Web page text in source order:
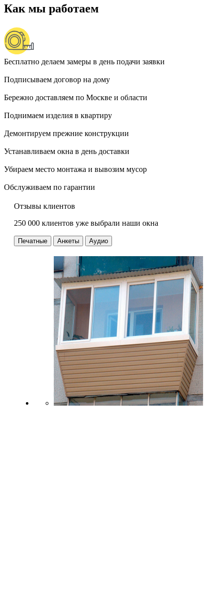
Как мы работаем
Бесплатно делаем замеры в день подачи заявки
Подписываем договор на дому
Бережно доставляем по Москве и области
Поднимаем изделия в квартиру
Демонтируем прежние конструкции
Устанавливаем окна в день доставки
Убираем место монтажа и вывозим мусор
Обслуживаем по гарантии
Отзывы клиентов
250 000 клиентов уже выбрали наши окна
Печатные Анкеты Аудио